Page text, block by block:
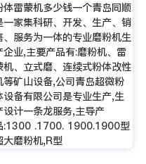
体雷蒙机多少钱一个青岛同顺
一家集科研、开发、生产、销
、服务为一体的专业磨粉机生
企业,主要产品有:磨粉机、雷
机、立式磨、连续式粉体改性
等矿山设备,公司青岛超微粉
设备有限公司是专业生产,生
设计一条龙服务,主导产
:1300 .1700. 1900.1900型
大磨粉机,R型